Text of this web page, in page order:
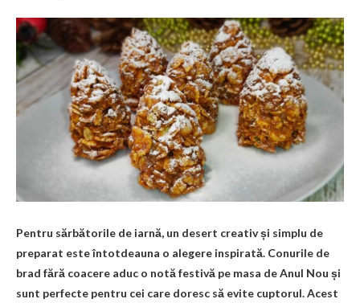
Pentru sărbătorile de iarnă, un desert creativ și simplu de
preparat este întotdeauna o alegere inspirată. Conurile de
brad fără coacere aduc o notă festivă pe masa de Anul Nou și
sunt perfecte pentru cei care doresc să evite cuptorul. Acest